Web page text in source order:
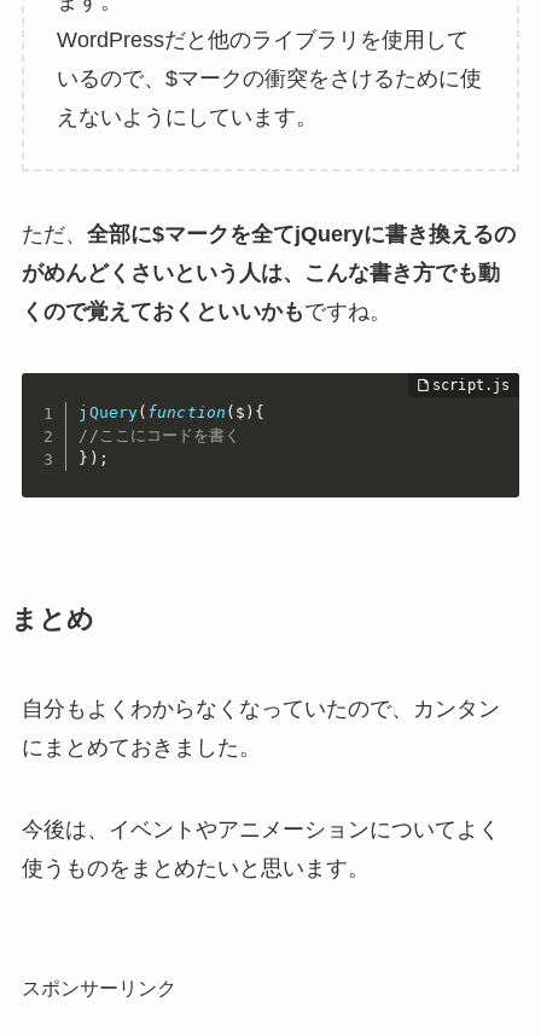
WordPressだと他のライブラリを使用して
いるので、$マークの衝突をさけるために使
えないようにしています。
ただ、 全部に$マークを全てjQueryに書き換えるの
がめんどくさいという人は、こんな書き方でも動
くので覚えておくといいかもですね。
jQuery( function ( $ ) {
//ここにコードを書く
} ) ;
まとめ
自分もよくわからなくなっていたので、カンタン
にまとめておきました。
今後は、イベントやアニメーションについてよく
使うものをまとめたいと思います。
スポンサーリンク